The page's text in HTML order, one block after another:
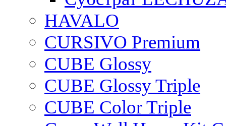
HAVALO
CURSIVO Premium
CUBE Glossy
CUBE Glossy Triple
CUBE Color Triple